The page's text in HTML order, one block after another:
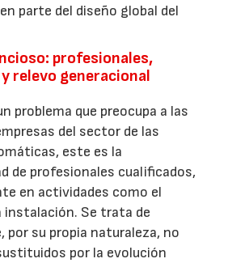
parte del diseño global del
profesionales,
relevo generacional
problema que preocupa a las
del sector de las
este es la
de profesionales cualificados,
en actividades como el
instalación. Se trata de
por su propia naturaleza, no
por la evolución